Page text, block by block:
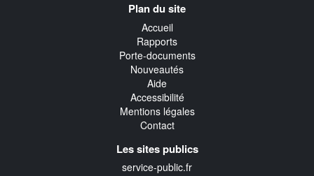
Plan du site
Accueil
Rapports
Porte-documents
Nouveautés
Aide
Accessibilité
Mentions légales
Contact
Les sites publics
service-public.fr